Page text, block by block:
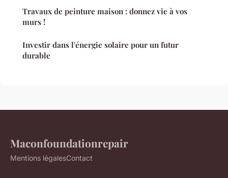
Travaux de peinture maison : donnez vie à vos
murs !
Investir dans l'énergie solaire pour un futur
durable
Maconfoundationrepair
Mentions légalesContact